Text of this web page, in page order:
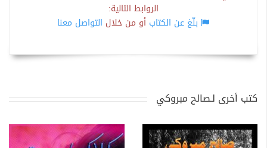
الروابط التالية:
بلّغ عن الكتاب أو من خلال التواصل معنا
كتب أخرى لـصالح مبروكي